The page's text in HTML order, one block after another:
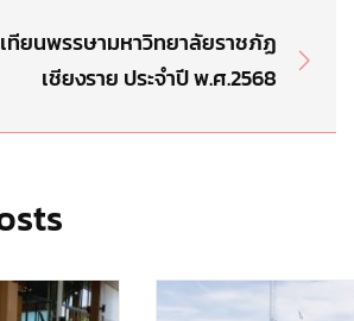
ทียนพรรษามหาวิทยาลัยราชภัฏ
เชียงราย ประจำปี พ.ศ.2568